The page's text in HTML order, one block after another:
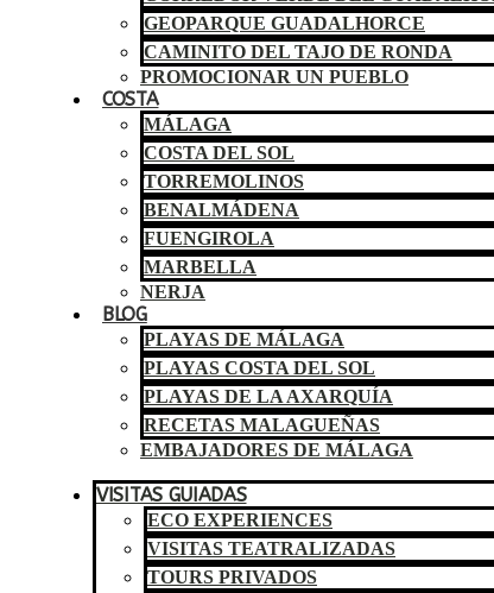
GEOPARQUE GUADALHORCE
CAMINITO DEL TAJO DE RONDA
PROMOCIONAR UN PUEBLO
COSTA
MÁLAGA
COSTA DEL SOL
TORREMOLINOS
BENALMÁDENA
FUENGIROLA
MARBELLA
NERJA
BLOG
PLAYAS DE MÁLAGA
PLAYAS COSTA DEL SOL
PLAYAS DE LA AXARQUÍA
RECETAS MALAGUEÑAS
EMBAJADORES DE MÁLAGA
VISITAS GUIADAS
ECO EXPERIENCES
VISITAS TEATRALIZADAS
TOURS PRIVADOS